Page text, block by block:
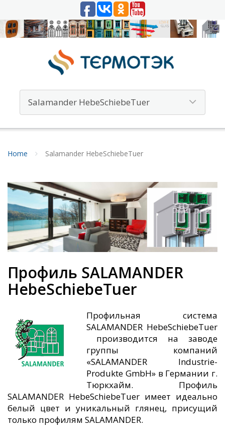
Home Salamander HebeSchiebeTuer
Профиль SALAMANDER
HebeSchiebeTuer
Профильная система
SALAMANDER HebeSchiebeTuer
производится на заводе
группы компаний
«SALAMANDER Industrie-
Produkte GmbH» в Германии г.
Тюркхайм. Профиль
SALAMANDER HebeSchiebeTuer имеет идеально
белый цвет и уникальный глянец, присущий
только профилям SALAMANDER.